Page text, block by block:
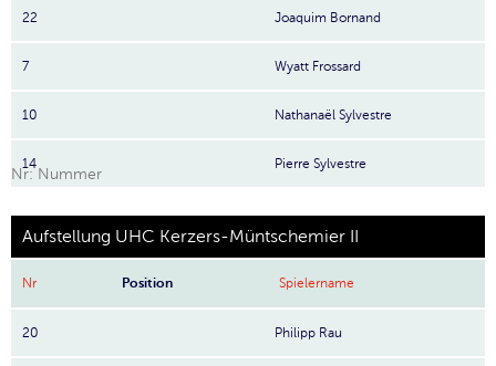
22 Joaquim Bornand
7 Wyatt Frossard
10 Nathanaël Sylvestre
14 Pierre Sylvestre
Nr: Nummer
Aufstellung UHC Kerzers-Müntschemier II
Nr Position Spielername
20 Philipp Rau